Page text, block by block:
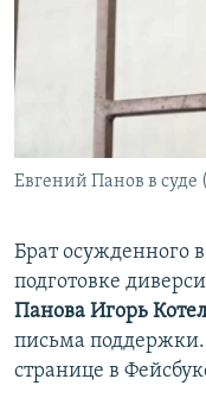
Все сайты RFE/RL
Евгений Панов в суде
Брат осужденного
подготовке
Панова Игорь
письма
странице в